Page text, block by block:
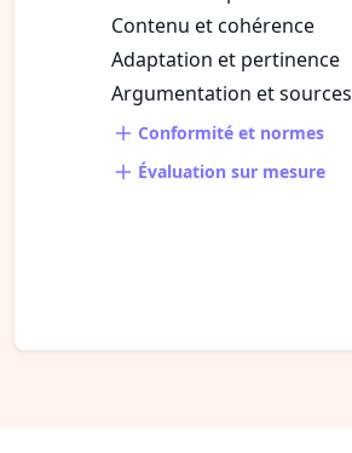
Contenu et cohérence
Adaptation et pertinence
Argumentation et sources
Conformité et normes
Évaluation sur mesure